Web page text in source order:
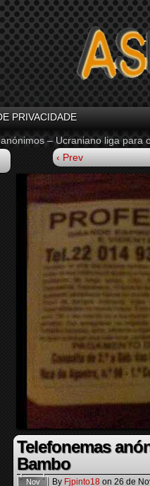
PRIVACIDADE
– Ucraniano liga para
‹ Prev
Telefonemas
Bambo
Nov By Fjpinto18 on 26 de